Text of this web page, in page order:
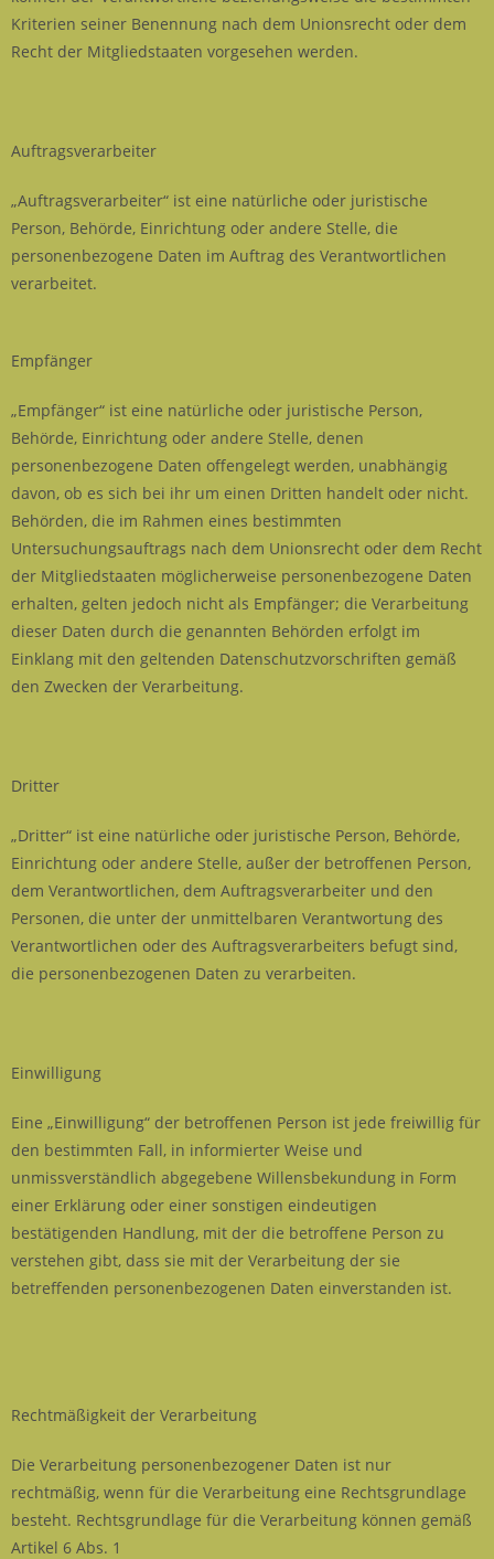
Kriterien seiner Benennung nach dem Unionsrecht oder dem
Recht der Mitgliedstaaten vorgesehen werden.
Auftragsverarbeiter
„Auftragsverarbeiter“ ist eine natürliche oder juristische
Person, Behörde, Einrichtung oder andere Stelle, die
personenbezogene Daten im Auftrag des Verantwortlichen
verarbeitet.
Empfänger
„Empfänger“ ist eine natürliche oder juristische Person,
Behörde, Einrichtung oder andere Stelle, denen
personenbezogene Daten offengelegt werden, unabhängig
davon, ob es sich bei ihr um einen Dritten handelt oder nicht.
Behörden, die im Rahmen eines bestimmten
Untersuchungsauftrags nach dem Unionsrecht oder dem Recht
der Mitgliedstaaten möglicherweise personenbezogene Daten
erhalten, gelten jedoch nicht als Empfänger; die Verarbeitung
dieser Daten durch die genannten Behörden erfolgt im
Einklang mit den geltenden Datenschutzvorschriften gemäß
den Zwecken der Verarbeitung.
Dritter
„Dritter“ ist eine natürliche oder juristische Person, Behörde,
Einrichtung oder andere Stelle, außer der betroffenen Person,
dem Verantwortlichen, dem Auftragsverarbeiter und den
Personen, die unter der unmittelbaren Verantwortung des
Verantwortlichen oder des Auftragsverarbeiters befugt sind,
die personenbezogenen Daten zu verarbeiten.
Einwilligung
Eine „Einwilligung“ der betroffenen Person ist jede freiwillig für
den bestimmten Fall, in informierter Weise und
unmissverständlich abgegebene Willensbekundung in Form
einer Erklärung oder einer sonstigen eindeutigen
bestätigenden Handlung, mit der die betroffene Person zu
verstehen gibt, dass sie mit der Verarbeitung der sie
betreffenden personenbezogenen Daten einverstanden ist.
Rechtmäßigkeit der Verarbeitung
Die Verarbeitung personenbezogener Daten ist nur
rechtmäßig, wenn für die Verarbeitung eine Rechtsgrundlage
besteht. Rechtsgrundlage für die Verarbeitung können gemäß
Artikel 6 Abs. 1